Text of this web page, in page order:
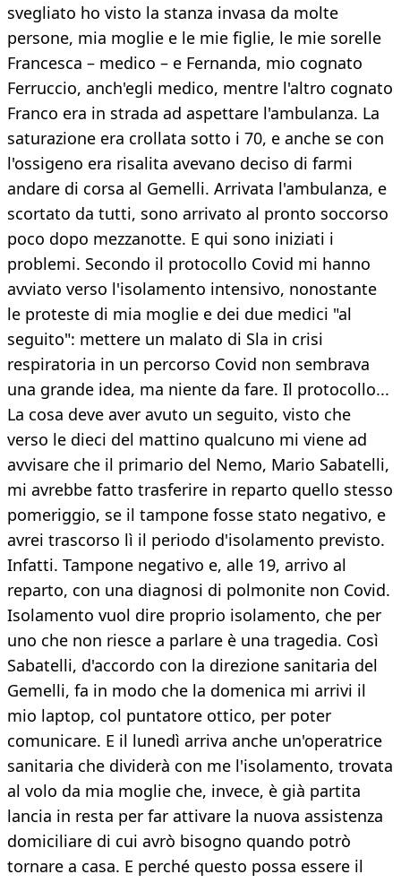
svegliato ho visto la stanza invasa da molte
persone, mia moglie e le mie figlie, le mie sorelle
Francesca – medico – e Fernanda, mio cognato
Ferruccio, anch'egli medico, mentre l'altro cognato
Franco era in strada ad aspettare l'ambulanza. La
saturazione era crollata sotto i 70, e anche se con
l'ossigeno era risalita avevano deciso di farmi
andare di corsa al Gemelli. Arrivata l'ambulanza, e
scortato da tutti, sono arrivato al pronto soccorso
poco dopo mezzanotte. E qui sono iniziati i
problemi. Secondo il protocollo Covid mi hanno
avviato verso l'isolamento intensivo, nonostante
le proteste di mia moglie e dei due medici "al
seguito": mettere un malato di Sla in crisi
respiratoria in un percorso Covid non sembrava
una grande idea, ma niente da fare. Il protocollo...
La cosa deve aver avuto un seguito, visto che
verso le dieci del mattino qualcuno mi viene ad
avvisare che il primario del Nemo, Mario Sabatelli,
mi avrebbe fatto trasferire in reparto quello stesso
pomeriggio, se il tampone fosse stato negativo, e
avrei trascorso lì il periodo d'isolamento previsto.
Infatti. Tampone negativo e, alle 19, arrivo al
reparto, con una diagnosi di polmonite non Covid.
Isolamento vuol dire proprio isolamento, che per
uno che non riesce a parlare è una tragedia. Così
Sabatelli, d'accordo con la direzione sanitaria del
Gemelli, fa in modo che la domenica mi arrivi il
mio laptop, col puntatore ottico, per poter
comunicare. E il lunedì arriva anche un'operatrice
sanitaria che dividerà con me l'isolamento, trovata
al volo da mia moglie che, invece, è già partita
lancia in resta per far attivare la nuova assistenza
domiciliare di cui avrò bisogno quando potrò
tornare a casa. E perché questo possa essere il